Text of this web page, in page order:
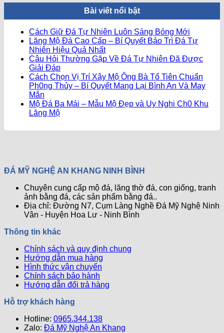
Bài viết nổi bật
Cách Giữ Đá Tự Nhiên Luôn Sáng Bóng Mới
có
luận
Cách
Giữ
Tự
Sáng
Lăng Mộ Đá Cao Cấp – Bí Quyết Bảo Trì Đá Tự
Nhiên Hiệu Quả NhấtKhông
có
luận
ở
Mộ
Cấp
Bảo
Trì
Đá
Tự
Nhiên
Hiệu
Quả
Câu Hỏi Thường Gặp Về Đá Tự Nhiên Đã Được
Giải ĐápKhông
có
bình
ở
Câu
Thường
Tự
Nhiên
Được
Giải
Đáp
Cách Chọn Vị Trí Xây Mộ Ông Bà Tổ Tiên Chuẩn
Ph0ng Thủy – Bí Quyết Mang Lại Bình An Và May
Mắn
có
bình
ở
Trí
Xây
Mộ
Ông
Bà
Tổ
Tiên
Chuẩn
Thủy
–
Bí
Quyết
Mang
Lại
Bình
Và
May
Mộ Đá Ba Mái – Mẫu Mộ Đẹp và Uy Nghi Ch0 Khu
Lăng MộKhông
bình
Đá
Ba
–
Mẫu
Mộ
Đẹp
và
Nghi
Ch0
Khu
Lăng
Mộ
ĐÁ MỸ NGHỆ AN KHANG NINH BÌNH
Chuyên cung cấp mộ đá, lăng thờ đá, con giống, tranh
ảnh bằng đá, các sản phẩm bằng đá..
Địa chỉ: Đường N7, Cụm Làng Nghề Đá Mỹ Nghệ Ninh
Vân - Huyện Hoa Lư - Ninh Bình
Thông tin khác
Chính sách và quy định chung
Hướng dẫn mua hàng
Hình thức vận chuyển
Chính sách bảo hành
Hướng dẫn đổi trả hàng
Hỗ trợ khách hàng
Hotline: 0965.344.138
Zalo: Đá Mỹ Nghệ An Khang